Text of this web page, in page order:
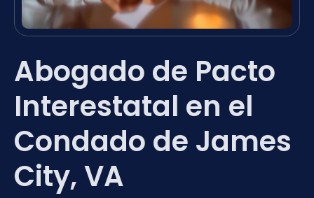
Abogado de Pacto
Interestatal en el
Condado de James
City, VA